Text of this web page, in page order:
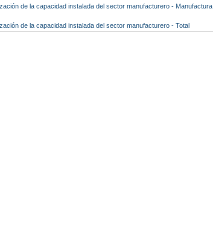
de la capacidad instalada del sector manufacturero - Manufactura
de la capacidad instalada del sector manufacturero - Total